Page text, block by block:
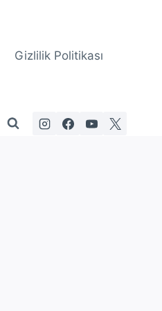
Gizlilik Politikası